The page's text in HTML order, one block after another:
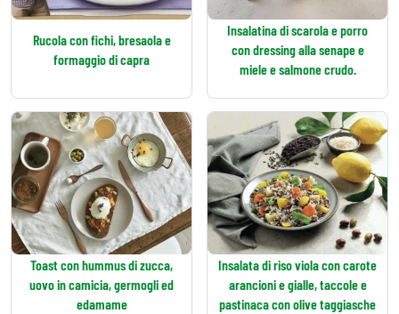
Rucola con fichi, bresaola e
formaggio di capra
Insalatina di scarola e porro
con dressing alla senape e
miele e salmone crudo.
Toast con hummus di zucca,
uovo in camicia, germogli ed
edamame
Insalata di riso viola con carote
arancioni e gialle, taccole e
pastinaca con olive taggiasche